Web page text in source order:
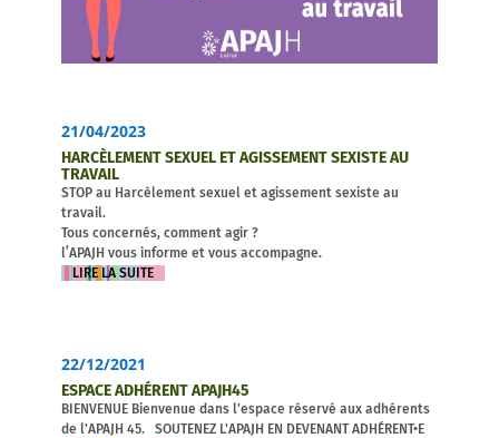
21/04/2023
HARCÈLEMENT SEXUEL ET AGISSEMENT SEXISTE AU
TRAVAIL
STOP au Harcèlement sexuel et agissement sexiste au
travail.
Tous concernés, comment agir ?
l’APAJH vous informe et vous accompagne.
LIRE LA SUITE
22/12/2021
ESPACE ADHÉRENT APAJH45
BIENVENUE Bienvenue dans l'espace réservé aux adhérents
de l'APAJH 45. SOUTENEZ L'APAJH EN DEVENANT ADHÉRENT•E